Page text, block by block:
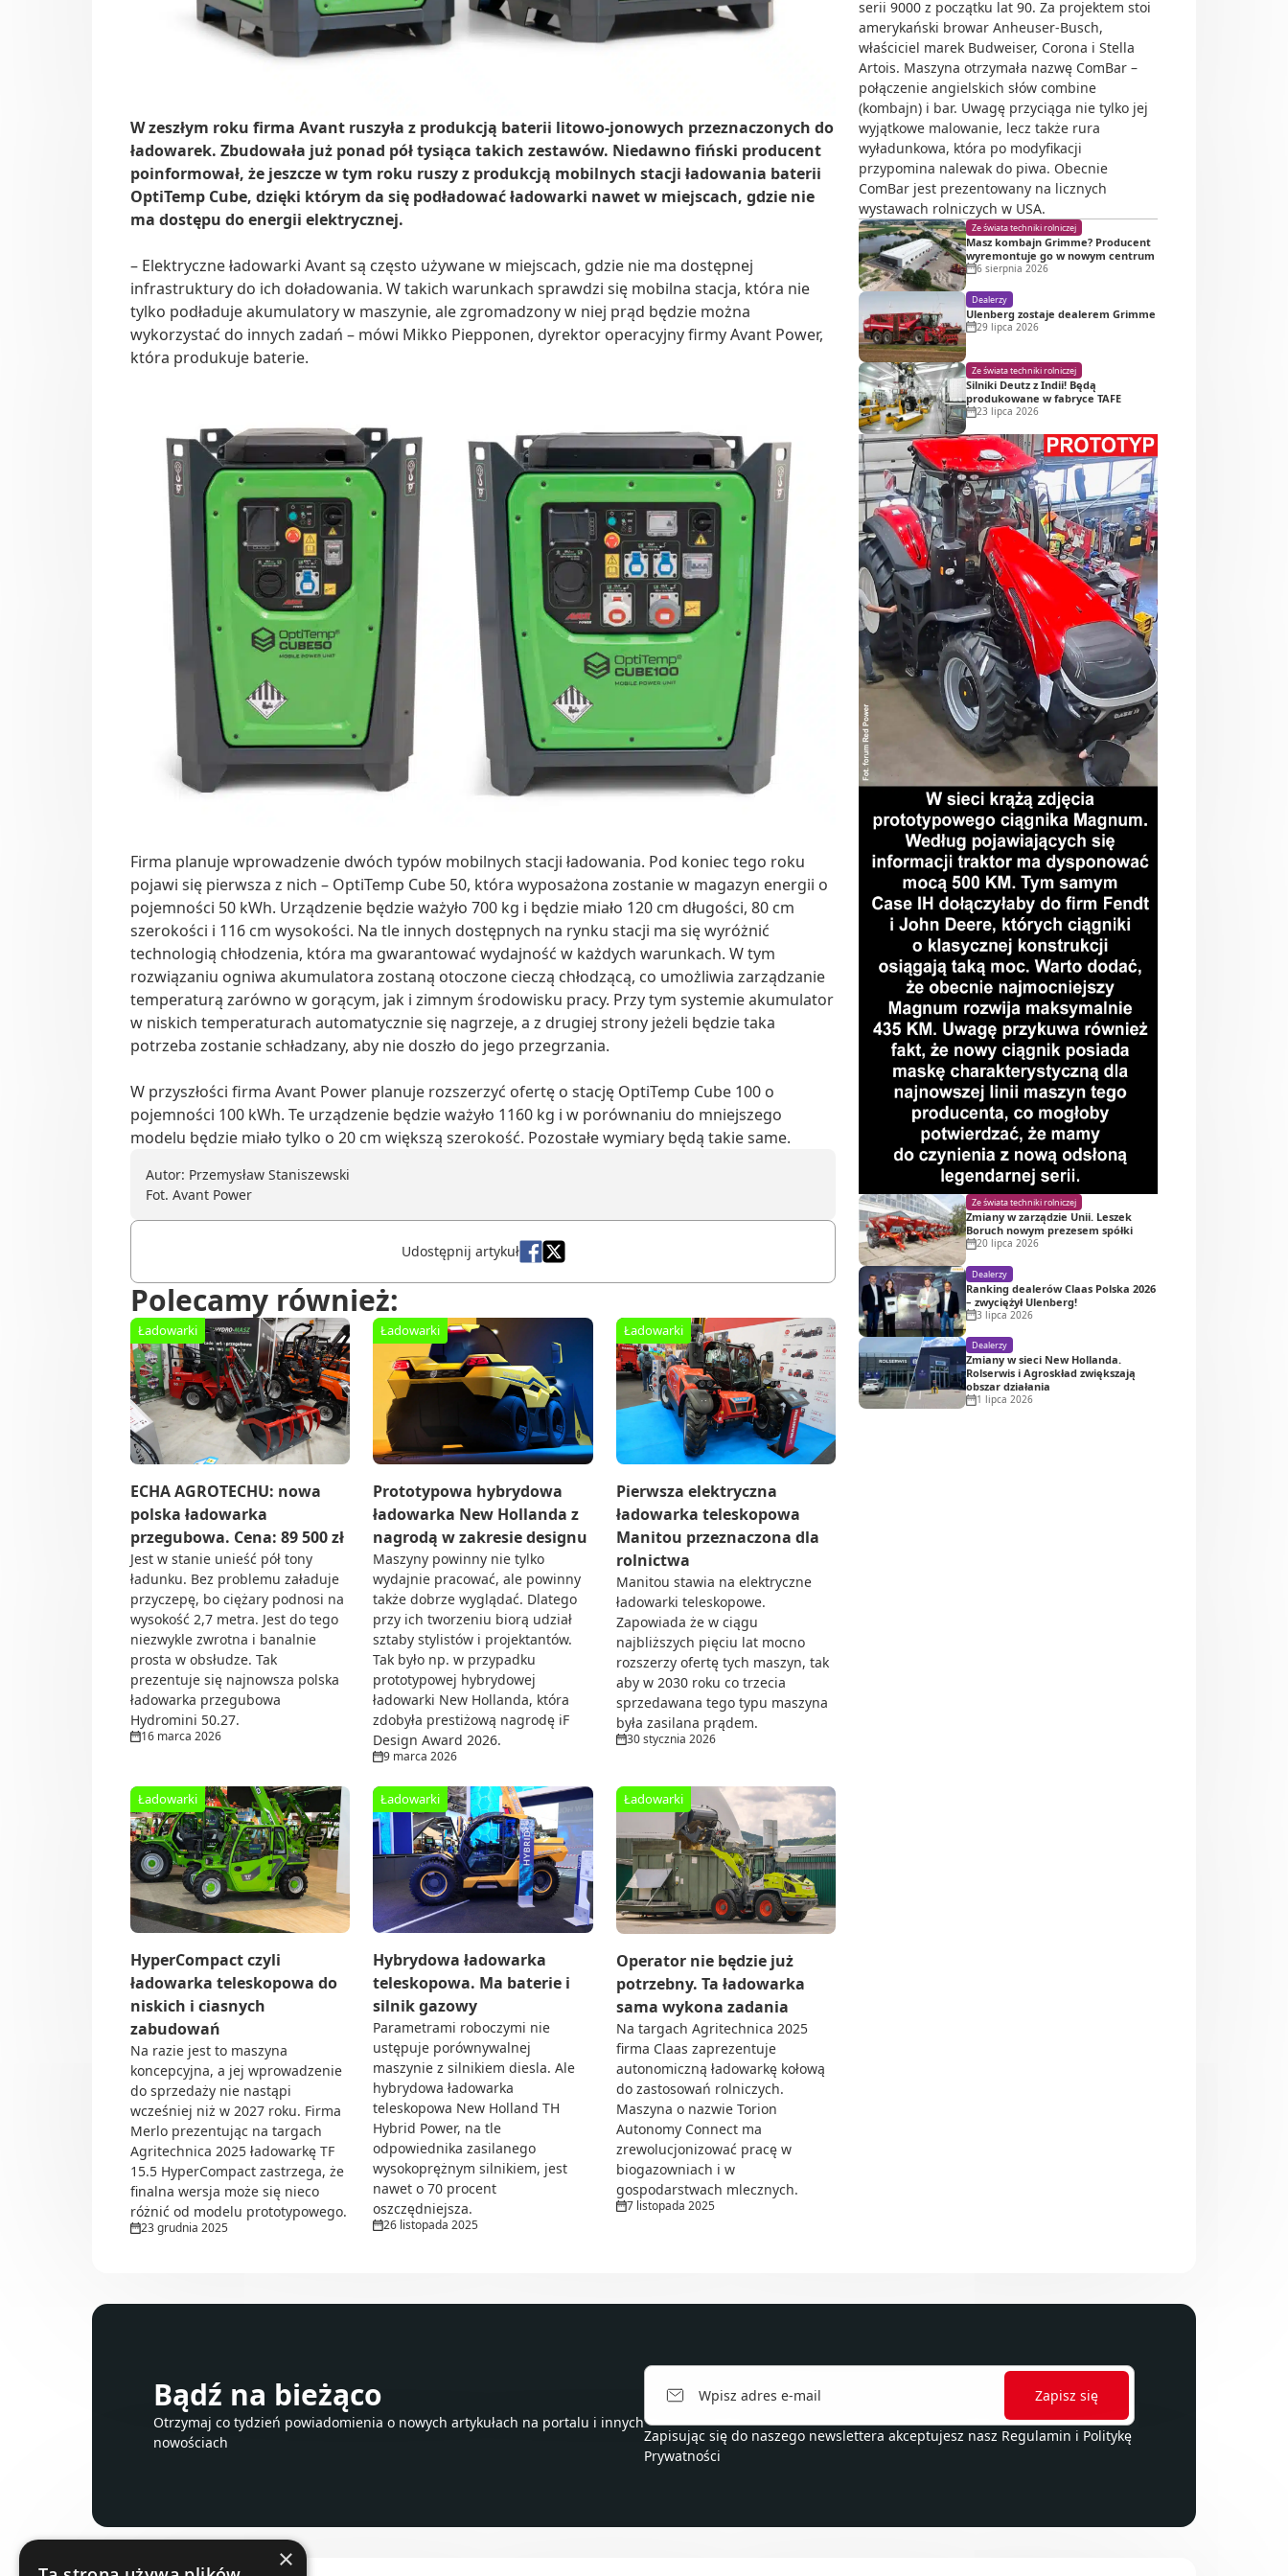
W zeszłym roku firma Avant ruszyła z produkcją baterii litowo-jonowych przeznaczonych do
ładowarek. Zbudowała już ponad pół tysiąca takich zestawów. Niedawno fiński producent
poinformował, że jeszcze w tym roku ruszy z produkcją mobilnych stacji ładowania baterii
OptiTemp Cube, dzięki którym da się podładować ładowarki nawet w miejscach, gdzie nie
ma dostępu do energii elektrycznej.
– Elektryczne ładowarki Avant są często używane w miejscach, gdzie nie ma dostępnej
infrastruktury do ich doładowania. W takich warunkach sprawdzi się mobilna stacja, która nie
tylko podładuje akumulatory w maszynie, ale zgromadzony w niej prąd będzie można
wykorzystać do innych zadań – mówi Mikko Piepponen, dyrektor operacyjny firmy Avant Power,
która produkuje baterie.
Firma planuje wprowadzenie dwóch typów mobilnych stacji ładowania. Pod koniec tego roku
pojawi się pierwsza z nich – OptiTemp Cube 50, która wyposażona zostanie w magazyn energii o
pojemności 50 kWh. Urządzenie będzie ważyło 700 kg i będzie miało 120 cm długości, 80 cm
szerokości i 116 cm wysokości. Na tle innych dostępnych na rynku stacji ma się wyróżnić
technologią chłodzenia, która ma gwarantować wydajność w każdych warunkach. W tym
rozwiązaniu ogniwa akumulatora zostaną otoczone cieczą chłodzącą, co umożliwia zarządzanie
temperaturą zarówno w gorącym, jak i zimnym środowisku pracy. Przy tym systemie akumulator
w niskich temperaturach automatycznie się nagrzeje, a z drugiej strony jeżeli będzie taka
potrzeba zostanie schładzany, aby nie doszło do jego przegrzania.
W przyszłości firma Avant Power planuje rozszerzyć ofertę o stację OptiTemp Cube 100 o
pojemności 100 kWh. Te urządzenie będzie ważyło 1160 kg i w porównaniu do mniejszego
modelu będzie miało tylko o 20 cm większą szerokość. Pozostałe wymiary będą takie same.
Autor: Przemysław Staniszewski
Fot. Avant Power
Udostępnij artykuł
Polecamy również:
Ładowarki
ECHA AGROTECHU: nowa
polska ładowarka
przegubowa. Cena: 89 500 zł
Jest w stanie unieść pół tony
ładunku. Bez problemu załaduje
przyczepę, bo ciężary podnosi na
wysokość 2,7 metra. Jest do tego
niezwykle zwrotna i banalnie
prosta w obsłudze. Tak
prezentuje się najnowsza polska
ładowarka przegubowa
Hydromini 50.27.
16 marca 2026
Ładowarki
Prototypowa hybrydowa
ładowarka New Hollanda z
nagrodą w zakresie designu
Maszyny powinny nie tylko
wydajnie pracować, ale powinny
także dobrze wyglądać. Dlatego
przy ich tworzeniu biorą udział
sztaby stylistów i projektantów.
Tak było np. w przypadku
prototypowej hybrydowej
ładowarki New Hollanda, która
zdobyła prestiżową nagrodę iF
Design Award 2026.
9 marca 2026
Ładowarki
Pierwsza elektryczna
ładowarka teleskopowa
Manitou przeznaczona dla
rolnictwa
Manitou stawia na elektryczne
ładowarki teleskopowe.
Zapowiada że w ciągu
najbliższych pięciu lat mocno
rozszerzy ofertę tych maszyn, tak
aby w 2030 roku co trzecia
sprzedawana tego typu maszyna
była zasilana prądem.
30 stycznia 2026
Ładowarki
HyperCompact czyli
ładowarka teleskopowa do
niskich i ciasnych
zabudowań
Na razie jest to maszyna
koncepcyjna, a jej wprowadzenie
do sprzedaży nie nastąpi
wcześniej niż w 2027 roku. Firma
Merlo prezentując na targach
Agritechnica 2025 ładowarkę TF
15.5 HyperCompact zastrzega, że
finalna wersja może się nieco
różnić od modelu prototypowego.
23 grudnia 2025
Ładowarki
Hybrydowa ładowarka
teleskopowa. Ma baterie i
silnik gazowy
Parametrami roboczymi nie
ustępuje porównywalnej
maszynie z silnikiem diesla. Ale
hybrydowa ładowarka
teleskopowa New Holland TH
Hybrid Power, na tle
odpowiednika zasilanego
wysokoprężnym silnikiem, jest
nawet o 70 procent
oszczędniejsza.
26 listopada 2025
Ładowarki
Operator nie będzie już
potrzebny. Ta ładowarka
sama wykona zadania
Na targach Agritechnica 2025
firma Claas zaprezentuje
autonomiczną ładowarkę kołową
do zastosowań rolniczych.
Maszyna o nazwie Torion
Autonomy Connect ma
zrewolucjonizować pracę w
biogazowniach i w
gospodarstwach mlecznych.
7 listopada 2025
serii 9000 z początku lat 90. Za projektem stoi
amerykański browar Anheuser-Busch,
właściciel marek Budweiser, Corona i Stella
Artois. Maszyna otrzymała nazwę ComBar –
połączenie angielskich słów combine
(kombajn) i bar. Uwagę przyciąga nie tylko jej
wyjątkowe malowanie, lecz także rura
wyładunkowa, która po modyfikacji
przypomina nalewak do piwa. Obecnie
ComBar jest prezentowany na licznych
wystawach rolniczych w USA.
Ze świata techniki rolniczej
Masz kombajn Grimme? Producent
wyremontuje go w nowym centrum
6 sierpnia 2026
Dealerzy
Ulenberg zostaje dealerem Grimme
29 lipca 2026
Ze świata techniki rolniczej
Silniki Deutz z Indii! Będą
produkowane w fabryce TAFE
23 lipca 2026
Ze świata techniki rolniczej
Zmiany w zarządzie Unii. Leszek
Boruch nowym prezesem spółki
20 lipca 2026
Dealerzy
Ranking dealerów Claas Polska 2026
– zwyciężył Ulenberg!
3 lipca 2026
Dealerzy
Zmiany w sieci New Hollanda.
Rolserwis i Agroskład zwiększają
obszar działania
1 lipca 2026
Bądź na bieżąco
Otrzymaj co tydzień powiadomienia o nowych artykułach na portalu i innych
nowościach
Zapisując się do naszego newslettera akceptujesz nasz Regulamin i Politykę
Prywatności
×